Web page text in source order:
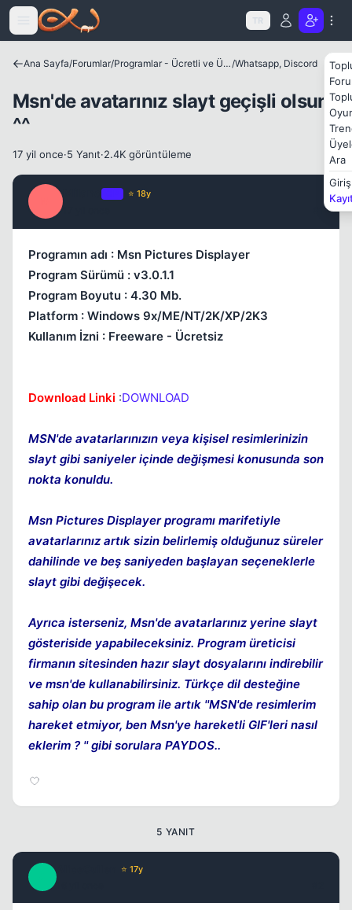
Icerige atla
TR
Ara
Giriş
Ana Sayfa/Forumlar/ Programlar - Ücretli ve Ücretsiz Yazılımlar/Whatsapp, Discord
Msn'de avatarınız slayt geçişli olsun
^^
17 yil once·5 Yanıt·2.4K görüntüleme
⭐ 18y
Programın adı : Msn Pictures Displayer
Program Sürümü : v3.0.1.1
Program Boyutu : 4.30 Mb.
Platform : Windows 9x/ME/NT/2K/XP/2K3
Kullanım İzni : Freeware - Ücretsiz
Download Linki :DOWNLOAD
MSN'de avatarlarınızın veya kişisel resimlerinizin
slayt gibi saniyeler içinde değişmesi konusunda son
nokta konuldu.
Msn Pictures Displayer programı marifetiyle
avatarlarınız artık sizin belirlemiş olduğunuz süreler
dahilinde ve beş saniyeden başlayan seçeneklerle
slayt gibi değişecek.
Ayrıca isterseniz, Msn'de avatarlarınız yerine slayt
gösteriside yapabileceksiniz. Program üreticisi
firmanın sitesinden hazır slayt dosyalarını indirebilir
ve msn'de kullanabilirsiniz. Türkçe dil desteğine
sahip olan bu program ile artık ''MSN'de resimlerim
hareket etmiyor, ben Msn'ye hareketli GIF'leri nasıl
eklerim ? '' gibi sorulara PAYDOS..
5 YANIT
⭐ 17y
Kapat